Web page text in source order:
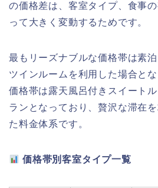
の価格差は、客室タイプ、食事
って大きく変動するためです。
最もリーズナブルな価格帯は素
ツインルームを利用した場合と
価格帯は露天風呂付きスイート
ランとなっており、贅沢な滞在
た料金体系です。
価格帯別客室タイプ一覧